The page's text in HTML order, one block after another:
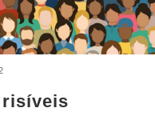
risíveis